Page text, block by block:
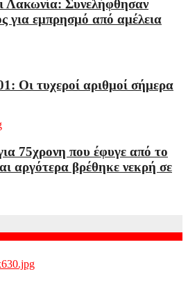
Λακωνία: Συνελήφθησαν
για εμπρησμό από αμέλεια
Οι τυχεροί αριθμοί σήμερα
75χρονη που έφυγε από το
αργότερα βρέθηκε νεκρή σε